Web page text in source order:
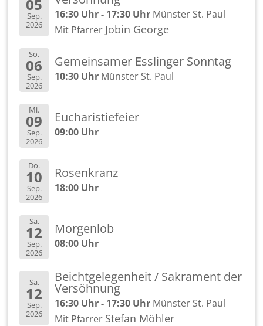
05
Sep.
2026
16:30 Uhr - 17:30 Uhr Müns­ter St. Paul
Mit Pfar­rer Jobin Ge­or­ge
So.
06
Sep.
2026
Ge­mein­sa­mer Ess­lin­ger Sonn­tag
10:30 Uhr Müns­ter St. Paul
Mi.
09
Sep.
2026
Eu­cha­ris­tie­fei­er
09:00 Uhr
Do.
10
Sep.
2026
Ro­sen­kranz
18:00 Uhr
Sa.
12
Sep.
2026
Mor­gen­lob
08:00 Uhr
Sa.
12
Sep.
2026
Beicht­ge­le­gen­heit / Sa­kra­ment der
Ver­söh­nung
16:30 Uhr - 17:30 Uhr Müns­ter St. Paul
Mit Pfar­rer Ste­fan Möh­ler